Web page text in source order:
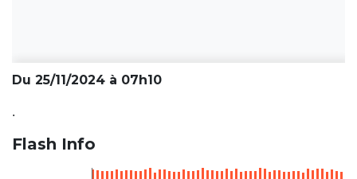
Du 25/11/2024 à 07h10
.
Flash Info